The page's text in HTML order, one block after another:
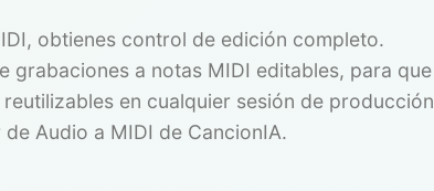
obtienes control de edición completo.
grabaciones a notas MIDI editables, para que
en cualquier sesión de producción
Audio a MIDI de CancionIA.